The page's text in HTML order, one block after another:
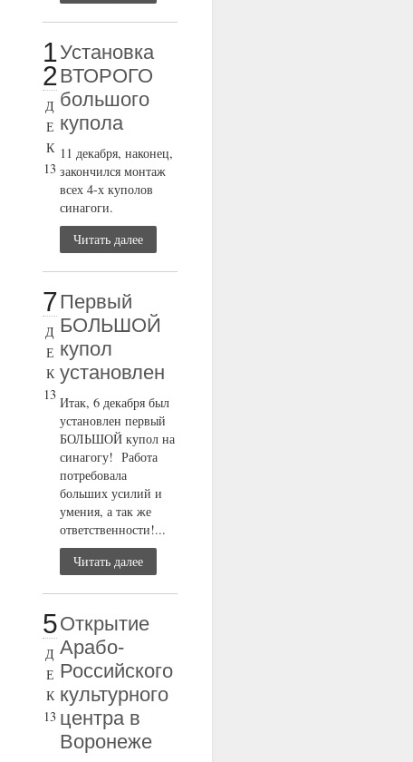
1
2
Д
Е
К
13
Установка
ВТОРОГО
большого
купола
11 декабря, наконец,
закончился монтаж
всех 4-х куполов
синагоги.
Читать далее
7
Д
Е
К
13
Первый
БОЛЬШОЙ
купол
установлен
Итак, 6 декабря был
установлен первый
БОЛЬШОЙ купол на
синагогу! Работа
потребовала
больших усилий и
умения, а так же
ответственности!...
Читать далее
5
Д
Е
К
13
Открытие
Арабо-
Российского
культурного
центра в
Воронеже